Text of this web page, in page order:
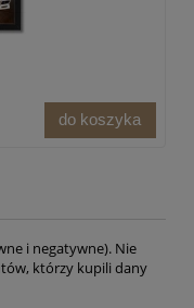
do koszyka
i negatywne). Nie
którzy kupili dany